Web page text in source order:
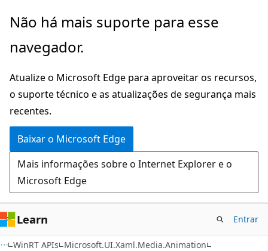
Pular
o
principal
Ignore
passe
a
navegação
na
página
Não há mais suporte para esse
navegador.
Atualize o Microsoft Edge para aproveitar os recursos,
o suporte técnico e as atualizações de segurança mais
recentes.
Baixar o Microsoft Edge
Mais informações sobre o Internet Explorer e o
Microsoft Edge
Learn Entrar
WinRT APIs Microsoft.UI.Xaml.Media.Animation